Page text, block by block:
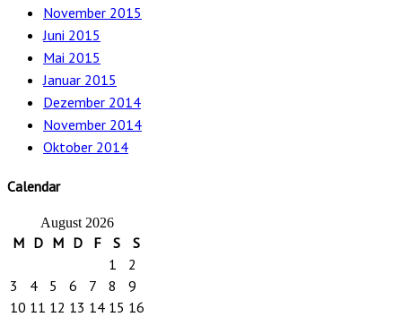
November 2015
Juni 2015
Mai 2015
Januar 2015
Dezember 2014
November 2014
Oktober 2014
Calendar
August 2026
M D M D F S
S
1
2
3
4 5 6 7 8
9
10 11 12 13 14 15 16